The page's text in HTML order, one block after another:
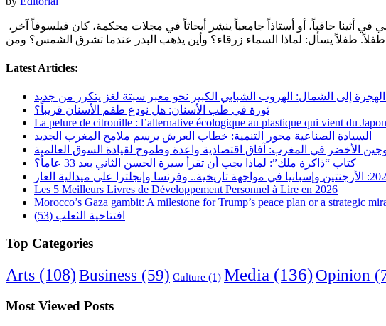
Latest Articles:
إلى الشمال: الهروب الشبابي الكبير نحو معبر سبتة لغز يتكرر من جديد
ثورة في طب الأسنان: هل نودع طقم الأسنان قريباً؟
La pelure de citrouille : l’alternative écologique au plastique qui vient du Japon
السيادة الصناعية محور التنمية: خطاب العرش يرسم ملامح المغرب الجديد
الأخضر في المغرب: آفاق اقتصادية واعدة وطموح لقيادة السوق العالمية
كتاب “ذاكرة ملك”: لماذا يجب أن تقرأ سيرة الحسن الثاني بعد 33 عاماً؟
Les 5 Meilleurs Livres de Développement Personnel à Lire en 2026
Morocco’s Gaza gambit: A milestone for Trump’s peace plan or a strategic
افتتاحية الثعلب (53)
Top Categories
Arts (108) Business (59) Culture (1) Media (136)Opinion
Most Viewed Posts